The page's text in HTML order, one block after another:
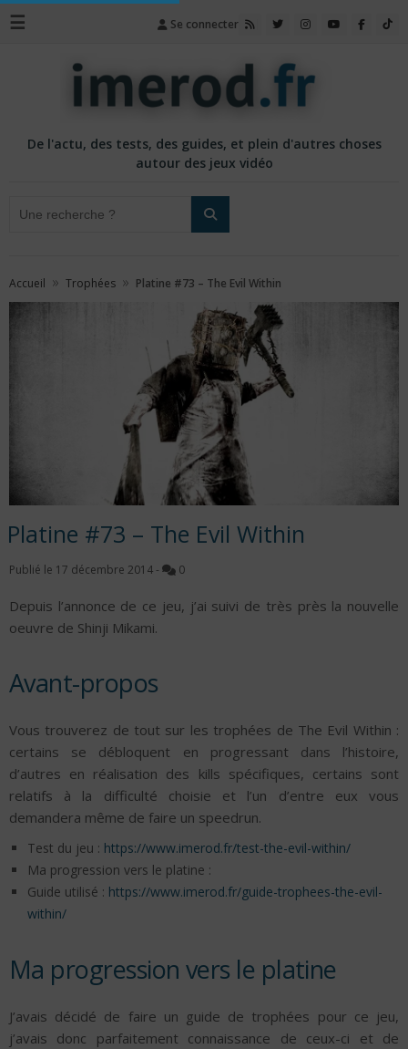
☰ Se connecter
De l'actu, des tests, des guides, et plein d'autres choses
autour des jeux vidéo
Accueil » Trophées » Platine #73 – The Evil Within
Platine #73 – The Evil Within
Publié le 17 décembre 2014 - 0
Depuis l’annonce de ce jeu, j’ai suivi de très près la nouvelle
oeuvre de Shinji Mikami.
Avant-propos
Vous trouverez de tout sur les trophées de The Evil Within :
certains se débloquent en progressant dans l’histoire,
d’autres en réalisation des kills spécifiques, certains sont
relatifs à la difficulté choisie et l’un d’entre eux vous
demandera même de faire un speedrun.
Test du jeu : https://www.imerod.fr/test-the-evil-within/
Ma progression vers le platine :
Guide utilisé : https://www.imerod.fr/guide-trophees-the-evil-
within/
Ma progression vers le platine
J’avais décidé de faire un guide de trophées pour ce jeu,
j’avais donc parfaitement connaissance de ceux-ci et de